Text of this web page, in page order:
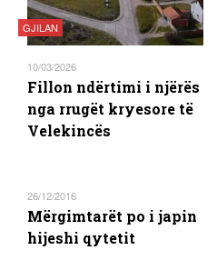
GJILAN
10/03/2026
Fillon ndërtimi i njërës
nga rrugët kryesore të
Velekincës
26/12/2016
Mërgimtarët po i japin
hijeshi qytetit